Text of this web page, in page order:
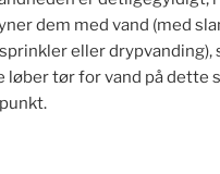
dem med vand (med
eller drypvanding),
løber tør for vand på dette